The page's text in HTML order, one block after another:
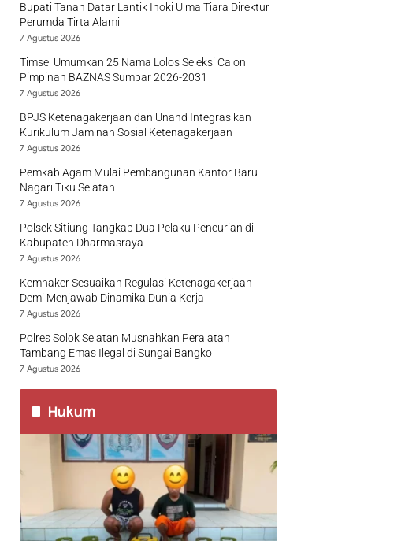
Bupati Tanah Datar Lantik Inoki Ulma Tiara Direktur
Perumda Tirta Alami
7 Agustus 2026
Timsel Umumkan 25 Nama Lolos Seleksi Calon
Pimpinan BAZNAS Sumbar 2026-2031
7 Agustus 2026
BPJS Ketenagakerjaan dan Unand Integrasikan
Kurikulum Jaminan Sosial Ketenagakerjaan
7 Agustus 2026
Pemkab Agam Mulai Pembangunan Kantor Baru
Nagari Tiku Selatan
7 Agustus 2026
Polsek Sitiung Tangkap Dua Pelaku Pencurian di
Kabupaten Dharmasraya
7 Agustus 2026
Kemnaker Sesuaikan Regulasi Ketenagakerjaan
Demi Menjawab Dinamika Dunia Kerja
7 Agustus 2026
Polres Solok Selatan Musnahkan Peralatan
Tambang Emas Ilegal di Sungai Bangko
7 Agustus 2026
Hukum